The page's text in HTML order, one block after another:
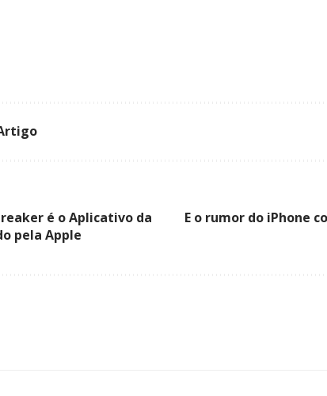
é o Aplicativo da
pela Apple
E o rumor do iPhone